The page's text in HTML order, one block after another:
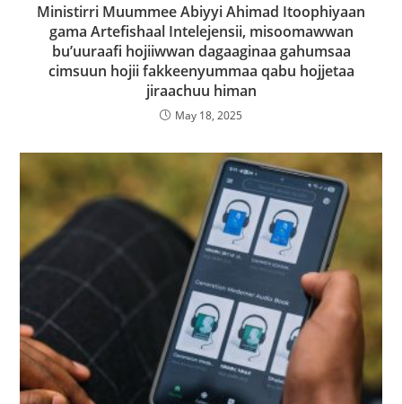
Ministirri Muummee Abiyyi Ahimad Itoophiyaan
gama Artefishaal Intelejensii, misoomawwan
bu’uuraafi hojiiwwan dagaaginaa gahumsaa
cimsuun hojii fakkeenyummaa qabu hojjetaa
jiraachuu himan
May 18, 2025